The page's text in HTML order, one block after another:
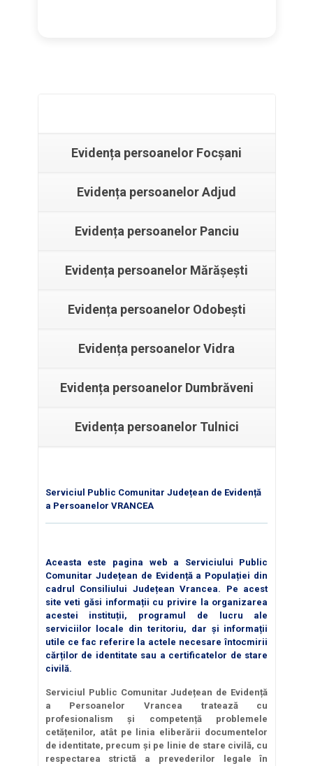
Evidența persoanelor Focșani
Evidența persoanelor Adjud
Evidența persoanelor Panciu
Evidența persoanelor Mărășești
Evidența persoanelor Odobești
Evidența persoanelor Vidra
Evidența persoanelor Dumbrăveni
Evidența persoanelor Tulnici
Serviciul Public Comunitar Județean de Evidență
a Persoanelor VRANCEA
Aceasta este pagina web a Serviciului Public
Comunitar Județean de Evidență a Populației din
cadrul Consiliului Județean Vrancea. Pe acest
site veti găsi informații cu privire la organizarea
acestei instituții, programul de lucru ale
serviciilor locale din teritoriu, dar și informații
utile ce fac referire la actele necesare întocmirii
cărților de identitate sau a certificatelor de stare
civilă.
Serviciul Public Comunitar Județean de Evidență
a Persoanelor Vrancea tratează cu
profesionalism și competență problemele
cetățenilor, atât pe linia eliberării documentelor
de identitate, precum și pe linie de stare civilă, cu
respectarea strictă a prevederilor legale în